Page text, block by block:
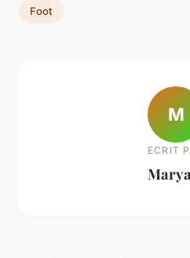
Foot
M
ECRIT